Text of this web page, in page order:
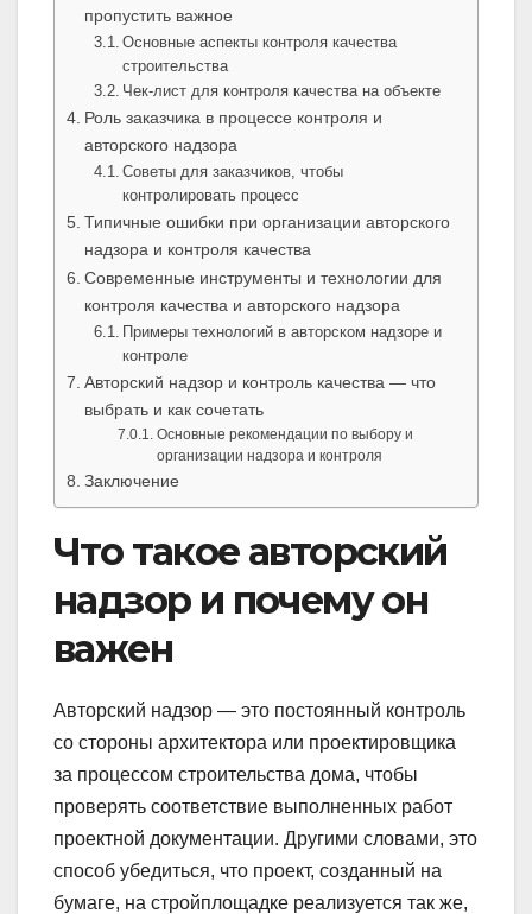
пропустить важное
Основные аспекты контроля качества
строительства
Чек-лист для контроля качества на объекте
Роль заказчика в процессе контроля и
авторского надзора
Советы для заказчиков, чтобы
контролировать процесс
Типичные ошибки при организации авторского
надзора и контроля качества
Современные инструменты и технологии для
контроля качества и авторского надзора
Примеры технологий в авторском надзоре и
контроле
Авторский надзор и контроль качества — что
выбрать и как сочетать
Основные рекомендации по выбору и
организации надзора и контроля
Заключение
Что такое авторский
надзор и почему он
важен
Авторский надзор — это постоянный контроль
со стороны архитектора или проектировщика
за процессом строительства дома, чтобы
проверять соответствие выполненных работ
проектной документации. Другими словами, это
способ убедиться, что проект, созданный на
бумаге, на стройплощадке реализуется так же,